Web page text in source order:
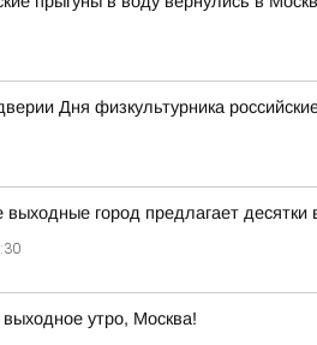
Дня физкультурника
город предлагает десятки
утро, Москва!